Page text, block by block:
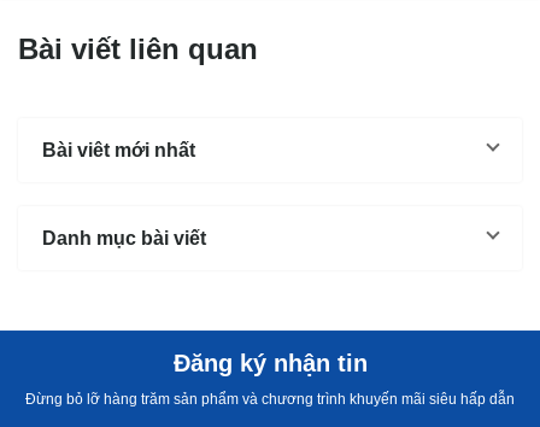
Bài viết liên quan
Bài viêt mới nhất
Danh mục bài viết
Đăng ký nhận tin
Đừng bỏ lỡ hàng trăm sản phẩm và chương trình khuyến mãi siêu hấp dẫn